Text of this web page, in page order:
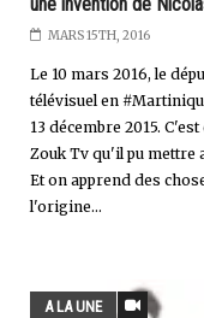
MARS 15TH, 2016
Le 10 mars 2016, le
télévisuel en
13 décembre 2015.
Zouk Tv qu'il pu mettre
Et on apprend des
l'origine...
A LA UNE